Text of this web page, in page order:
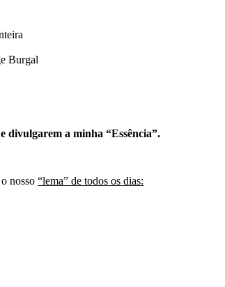
Burgal
divulgarem a minha “Essência”.
nosso “lema” de todos os dias: